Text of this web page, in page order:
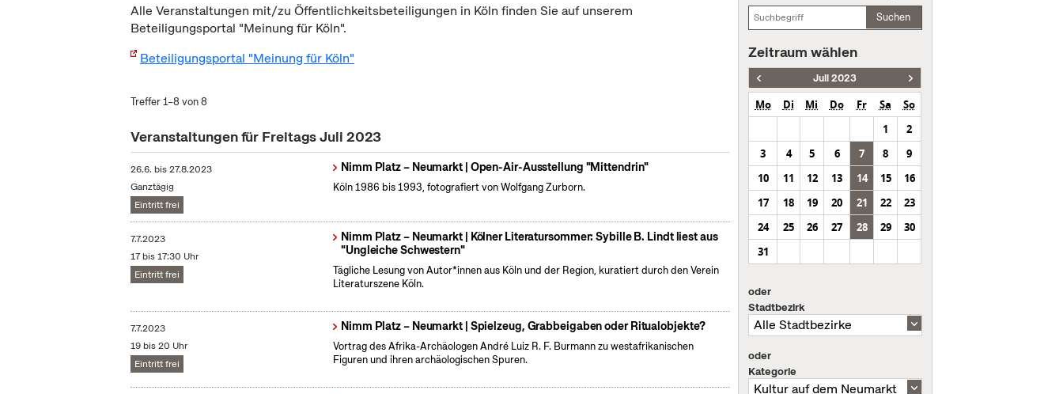
Alle Veranstaltungen mit/zu Öffentlichkeitsbeteiligungen in Köln finden Sie auf unserem
Beteiligungsportal "Meinung für Köln".
Beteiligungsportal "Meinung für Köln"
Treffer 1–8 von 8
Veranstaltungen für Freitags Juli 2023
26.6. bis27.8.2023
Ganztägig
Eintritt frei
Nimm Platz – Neumarkt | Open-Air-Ausstellung "Mittendrin"
Köln 1986 bis 1993, fotografiert von Wolfgang Zurborn.
7.7.2023
17 bis 17:30 Uhr
Eintritt frei
Nimm Platz – Neumarkt | Kölner Literatursommer: Sybille B. Lindt liest aus
"Ungleiche Schwestern"
Tägliche Lesung von Autor*innen aus Köln und der Region, kuratiert durch den Verein
Literaturszene Köln.
7.7.2023
19 bis 20 Uhr
Eintritt frei
Nimm Platz – Neumarkt | Spielzeug, Grabbeigaben oder Ritualobjekte?
Vortrag des Afrika-Archäologen André Luiz R. F. Burmann zu westafrikanischen
Figuren und ihren archäologischen Spuren.
Suchen
Zeitraum wählen
Juli 2023
Mo Di Mi Do Fr Sa
So
1
2
3
4 5 6 7 8
9
10
11 12 13 14 15
16
17
18 19 20 21 22
23
24
25 26 27 28 29
30
31
oder
Stadtbezirk
oder
Kategorie